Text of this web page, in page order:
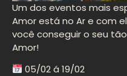
Um dos eventos mais
Amor está no Ar e com
você conseguir o seu
Amor!
05/02 á 19/02